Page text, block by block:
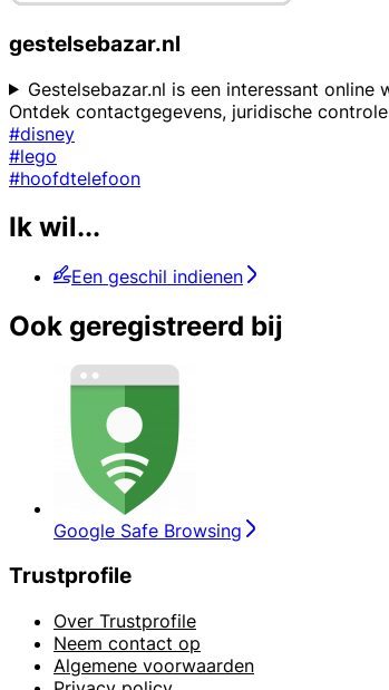
gestelsebazar.nl
Gestelsebazar.nl is een interessant
Ontdek contactgegevens, juridische
#disney
#lego
#hoofdtelefoon
Ik wil...
Een geschil indienen
Ook geregistreerd bij
Google Safe Browsing
Trustprofile
Over Trustprofile
Neem contact op
Algemene voorwaarden